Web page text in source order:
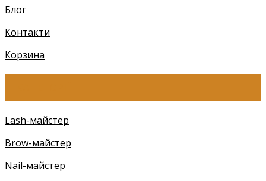
Блог
Контакти
Корзина
Lash-майстер
Brow-майстер
Nail-майстер